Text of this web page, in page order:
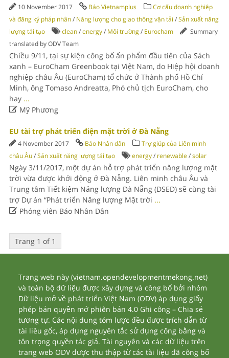
10 November 2017 Báo Vietnamplus
Cơ cấu doanh nghiệp
và đăng ký pháp nhân/ Năng lượng cho giao thông vận tải /Sản xuất năng
lượng tái tạo
clean/energy/ Môi trường/ Eurocham
Summary
translated by ODV Team
Chiều 9/11, tại sự kiện công bố ấn phẩm đầu tiên của Sách
xanh – EuroCham Greenbook tại Việt Nam, do Hiệp hội doanh
nghiệp châu Âu (EuroCham) tổ chức ở Thành phố Hồ Chí
Minh, ông Tomaso Andreatta, Phó chủ tịch EuroCham, cho
hay ...
Mỹ Phương
EU tài trợ phát triển điện mặt trời ở Đà Nẵng
4 November 2017 Báo Nhân dân
Trợ giúp của Liên minh
châu Âu/Sản xuất năng lượng tái tạo energy/ renewable/solar
Ngày 3/11/2017, một dự án hỗ trợ phát triển năng lượng mặt
trời vừa được khởi động ở Đà Nẵng. Liên minh châu Âu và
Trung tâm Tiết kiệm Năng lượng Đà Nẵng (DSED) sẽ cùng tài
trợ Dự án “Phát triển Năng lượng Mặt trời ...
Phóng viên Báo Nhân Dân
Trang 1 of 1
Trang web này (vietnam.opendevelopmentmekong.net)
và toàn bộ dữ liệu được xây dựng và công bố bởi nhóm
Dữ liệu mở về phát triển Việt Nam (ODV) áp dụng giấy
phép bản quyền mở phiên bản 4.0 Ghi công – Chia sẻ
tương tự. Các nội dung tóm lược đều được trích dẫn từ
tài liêu gốc, áp dụng nguyên tắc sử dụng công bằng và
tôn trọng quyền tác giả. Tài nguyên và các dữ liệu trên
trang web ODV được thu thập từ các tài liệu đã công bố